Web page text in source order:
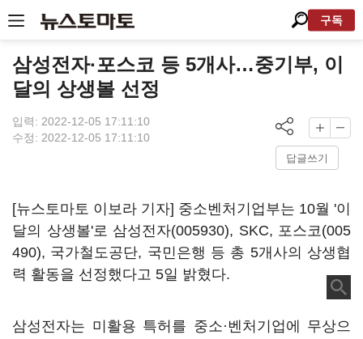
구독
삼성전자·포스코 등 5개사…중기부, 이
달의 상생볼 선정
입력: 2022-12-05 17:11:10
수정: 2022-12-05 17:11:10
답글쓰기
[뉴스토마토 이보라 기자] 중소벤처기업부는 10월 '이
달의 상생볼'로 삼성전자(005930), SKC, 포스코(005
490), 국가철도공단, 국민은행 등 총 5개사의 상생협
력 활동을 선정했다고 5일 밝혔다.
삼성전자는 미활용 특허를 중소·벤처기업에 무상으